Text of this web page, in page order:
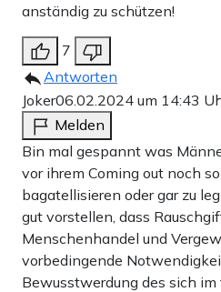
anständig zu schützen!
7
Antworten
Joker06.02.2024 um 14:43
Melden
Bin mal gespannt was
vor ihrem Coming out noch
bagatellisieren oder gar zu
gut vorstellen, dass
Menschenhandel und
vorbedingende
Bewusstwerdung des sich